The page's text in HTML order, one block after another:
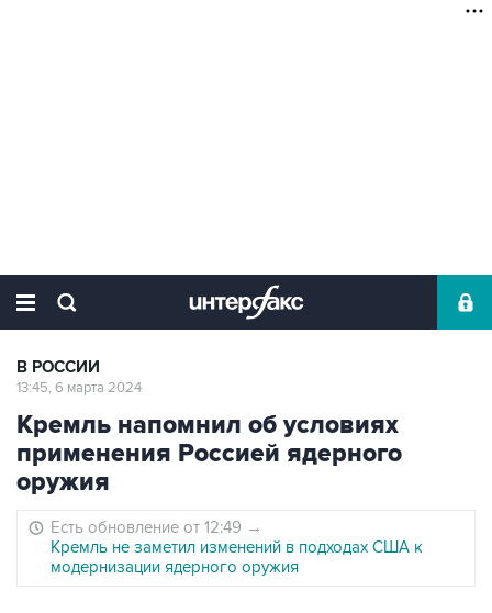
В РОССИИ
13:45, 6 марта 2024
Кремль напомнил об условиях
применения Россией ядерного
оружия
Есть обновление от 12:49 →
Кремль не заметил изменений в подходах США к
модернизации ядерного оружия